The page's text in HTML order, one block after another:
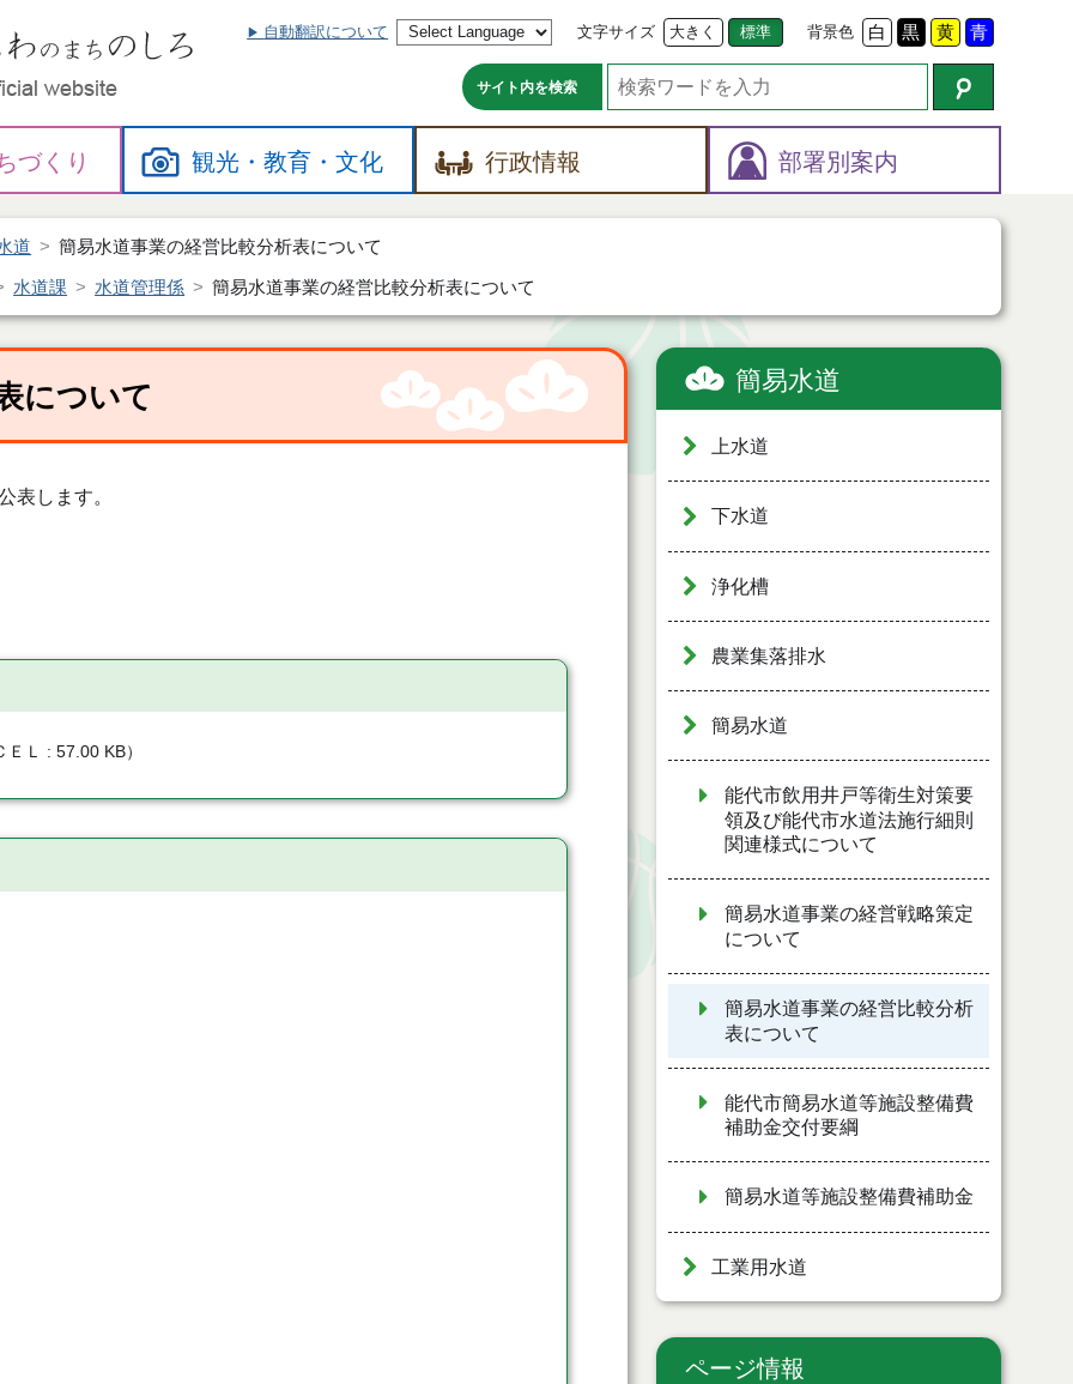
自動翻訳について 文字サイズ 大きく 標準 背景色 白 黒 黄 青
サイト内を検索
づくり 観光・教育・文化 行政情報 部署別案内
道 簡易水道事業の経営比較分析表について
水道課 水道管理係 簡易水道事業の経営比較分析表について
について
表します。
Ｌ 57.00 KB）
簡易水道
上水道
下水道
浄化槽
農業集落排水
簡易水道
能代市飲用井戸等衛生対策要
領及び能代市水道法施行細則
関連様式について
簡易水道事業の経営戦略策定
について
簡易水道事業の経営比較分析
表について
能代市簡易水道等施設整備費
補助金交付要綱
簡易水道等施設整備費補助金
工業用水道
ページ情報